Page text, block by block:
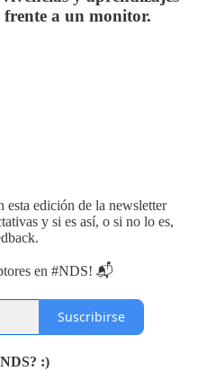
a un monitor.
esta edición de la newsletter
y si es así, o si no lo es,
en #NDS! 📬
Suscribirse
:)